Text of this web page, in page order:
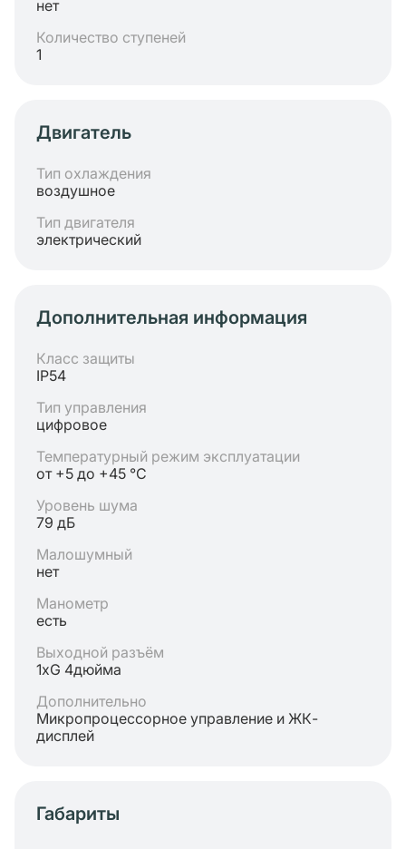
нет
Количество ступеней
1
Двигатель
Тип охлаждения
воздушное
Тип двигателя
электрический
Дополнительная информация
Класс защиты
IP54
Тип управления
цифровое
Температурный режим эксплуатации
от +5 до +45 °C
Уровень шума
79 дБ
Малошумный
нет
Манометр
есть
Выходной разъём
1хG 4дюйма
Дополнительно
Микропроцессорное управление и ЖК-
дисплей
Габариты